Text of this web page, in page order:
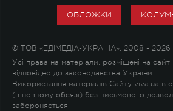
ОБЛОЖКИ
© ТОВ «ЕДІМЕДІА-УКРАЇНА», 2008 - 2026
Усі права на матеріали, розміщені на
відповідно до законодавства України.
Використання матеріалів Сайту viva.ua в
(в повному обсязі) без письмового
забороняється.